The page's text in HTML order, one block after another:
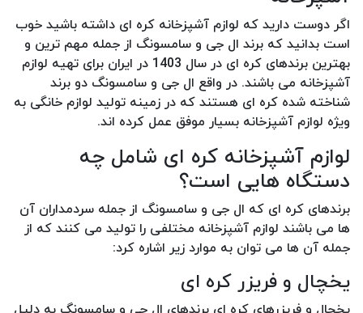
اگر دوست دارید که لوازم آشپزخانه کره ای داشته باشید خوب
است بدانید که برند ال جی و سامسونگ از جمله مهم ترین و
بهترین برندهای کره ای در سال 1403 در ایران برای تهیه لوازم
آشپزخانه می باشند. در واقع ال جی و سامسونگ دو برند
شناخته شده کره ای هستند که در زمینه تولید لوازم خانگی به
ویژه لوازم آشپزخانه بسیار موفق عمل کرده اند.
لوازم آشپزخانه کره ای شامل چه
دستگاه هایی است؟
برندهای کره ای که ال جی و سامسونگ از جمله سردمداران آن
ها می باشند لوازم آشپزخانه مختلفی را تولید می کنند که از
جمله آن ها می توان به موارد زیر اشاره کرد:
یخچال و فریزر کره ای